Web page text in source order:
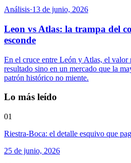
Análisis·13 de junio, 2026
Leon vs Atlas: la trampa del
esconde
En el cruce entre León y Atlas, el valor
resultado sino en un mercado que la
patrón histórico no miente.
Lo más leído
01
Riestra-Boca: el detalle esquivo que
25 de junio, 2026